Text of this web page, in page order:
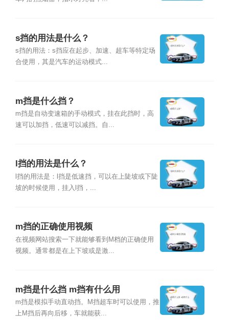
s挡的用法是什么？
s挡的用法：s挡应在起步、加速、超车等特定场
合使用，其是汽车的运动模式...
m挡是什么挡？
m挡是自动变速箱的手动模式，挂在此挡时，高
速可以加挡，低速可以减挡。自...
l挡的用法是什么？
l挡的用法是：l挡是低速挡，可以在上陡坡或下陡
坡的时候使用，挂入l挡，...
m挡的正确使用视频
在视频网站搜索一下就能够看到M档的正确使用
视频。通常都是在上下坡或是激...
m挡是什么挡 m挡有什么用
m挡是模拟手动直动挡。M挡超车时可以使用，推
上M挡后再向后移，车就能获...